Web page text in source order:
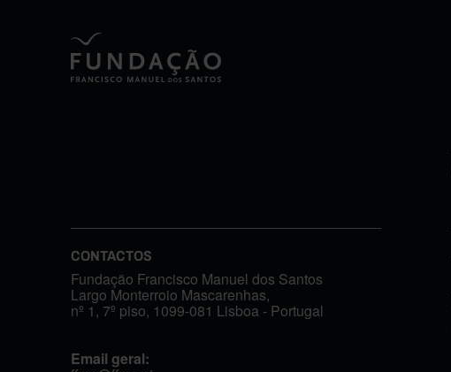
CONTACTOS
Fundação Francisco Manuel dos Santos
Largo Monterroio Mascarenhas,
nº 1, 7º piso, 1099-081 Lisboa - Portugal
Email geral: